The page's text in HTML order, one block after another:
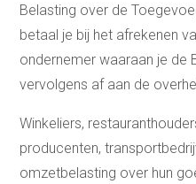
Belasting over de
betaal je bij het afrekenen
ondernemer waaraan je de
vervolgens af aan de
Winkeliers,
producenten,
omzetbelasting over hun